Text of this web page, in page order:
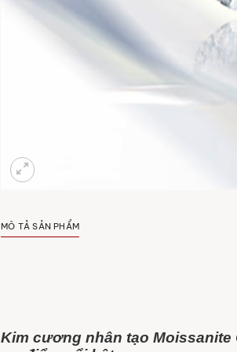
MÔ TẢ SẢN PHẨM
Kim cương nhân tạo Moissanite